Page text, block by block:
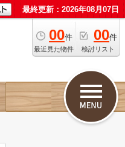
最終更新：2026年08月07日
00件
最近見た物件
00件
検討リスト